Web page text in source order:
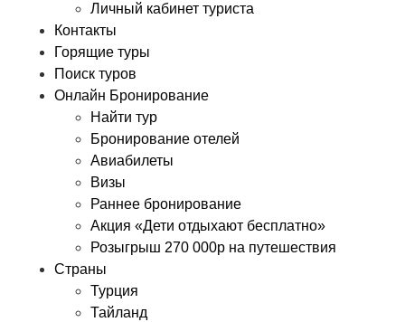
Личный кабинет туриста
Контакты
Горящие туры
Поиск туров
Онлайн Бронирование
Найти тур
Бронирование отелей
Авиабилеты
Визы
Раннее бронирование
Акция «Дети отдыхают бесплатно»
Розыгрыш 270 000р на путешествия
Страны
Турция
Тайланд